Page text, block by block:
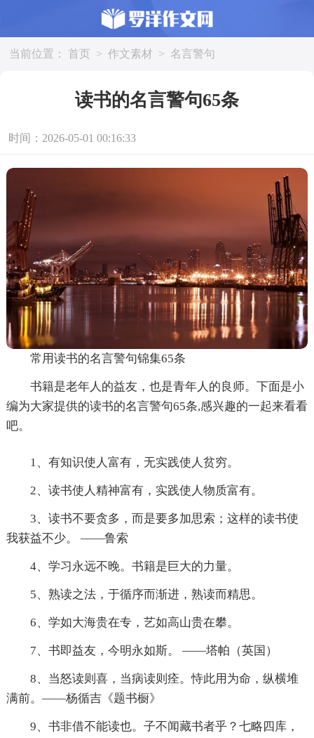
当前位置： 首页 > 作文素材 > 名言警句
读书的名言警句65条
时间：2026-05-01 00:16:33
常用读书的名言警句锦集65条
书籍是老年人的益友，也是青年人的良师。下面是小
编为大家提供的读书的名言警句65条,感兴趣的一起来看看
吧。
1、有知识使人富有，无实践使人贫穷。
2、读书使人精神富有，实践使人物质富有。
3、读书不要贪多，而是要多加思索；这样的读书使
我获益不少。 ——鲁索
4、学习永远不晚。书籍是巨大的力量。
5、熟读之法，于循序而渐进，熟读而精思。
6、学如大海贵在专，艺如高山贵在攀。
7、书即益友，今明永如斯。 ——塔帕（英国）
8、当怒读则喜，当病读则痊。恃此用为命，纵横堆
满前。——杨循吉《题书橱》
9、书非借不能读也。子不闻藏书者乎？七略四库，